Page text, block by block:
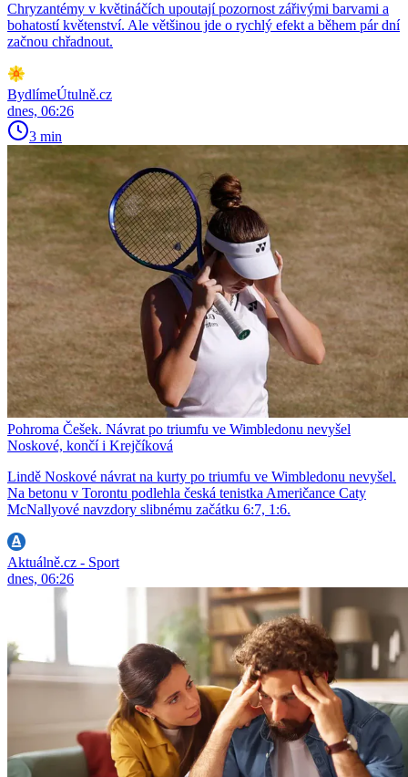
Chryzantémy v květináčích upoutají pozornost zářivými barvami a
bohatostí květenství. Ale většinou jde o rychlý efekt a během pár dní
začnou chřadnout.
BydlímeÚtulně.cz
dnes, 06:26
3 min
Pohroma Češek. Návrat po triumfu ve Wimbledonu nevyšel
Noskové, končí i Krejčíková
Lindě Noskové návrat na kurty po triumfu ve Wimbledonu nevyšel.
Na betonu v Torontu podlehla česká tenistka Američance Caty
McNallyové navzdory slibnému začátku 6:7, 1:6.
Aktuálně.cz - Sport
dnes, 06:26